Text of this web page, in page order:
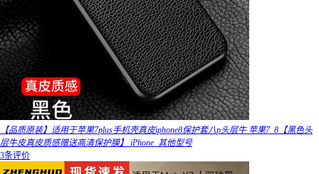
【品质原装】适用于苹果7plus手机壳真皮iphone8保护套八p头层牛 苹果7_8【黑色头
层牛皮真皮质感赠送高清保护膜】 iPhone_其他型号
3条评价